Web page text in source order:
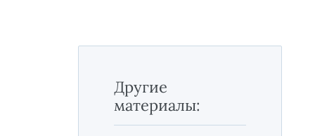
Другие
материалы: